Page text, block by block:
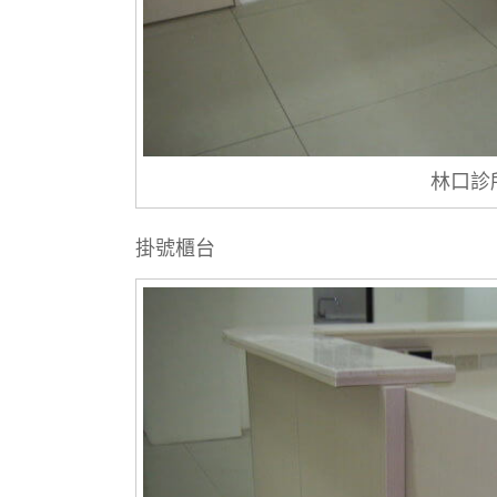
林口診
掛號櫃台